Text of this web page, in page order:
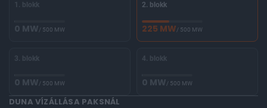
1. blokk
0 MW/ 500 MW
2. blokk
225 MW/ 500 MW
3. blokk
0 MW/ 500 MW
4. blokk
0 MW/ 500 MW
DUNA VÍZÁLLÁSA PAKSNÁL